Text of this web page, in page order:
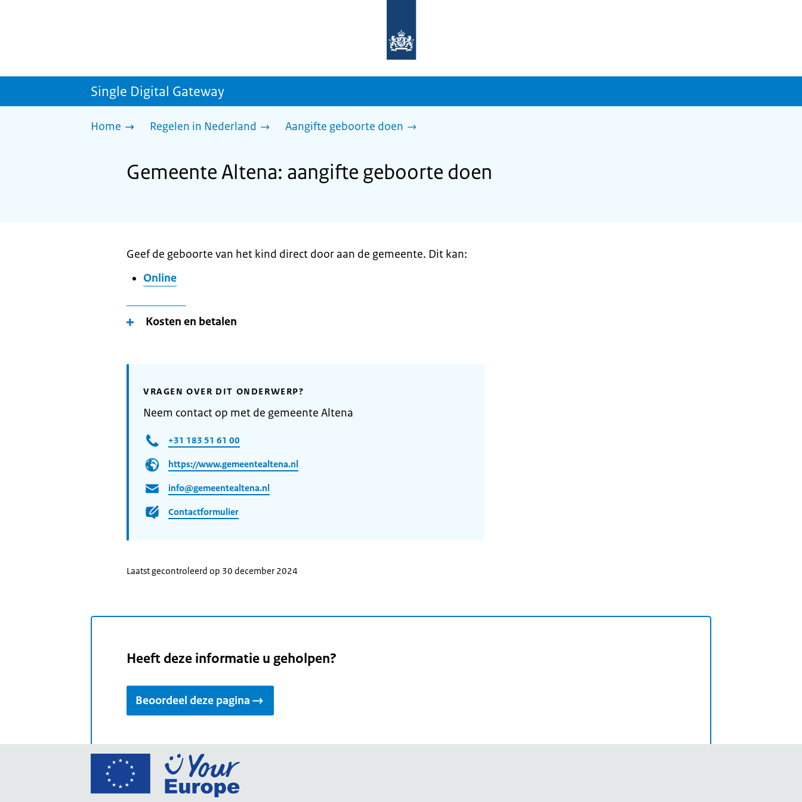
homepage
sdg.rijksoverheid.nl
Single Digital Gateway
Home Regelen in Nederland Aangifte geboorte doen
Gemeente Altena: aangifte geboorte doen
Geef de geboorte van het kind direct door aan de gemeente. Dit kan:
Online
Kosten en betalen
VRAGEN OVER DIT ONDERWERP?
Neem contact op met de gemeente Altena
+31 183 51 61 00
https://www.gemeentealtena.nl
info@gemeentealtena.nl
Contactformulier
Laatst gecontroleerd op 30 december 2024
Heeft deze informatie u geholpen?
Beoordeel deze pagina
Ga